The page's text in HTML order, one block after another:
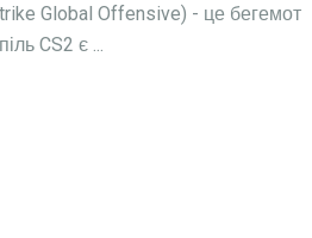
Global Offensive) - це бегемот
CS2 є ...